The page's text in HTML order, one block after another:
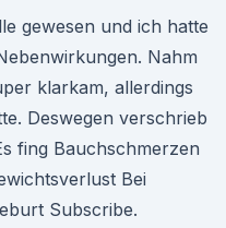
gewesen und ich hatte
Nahm
klarkam, allerdings
Deswegen verschrieb
fing Bauchschmerzen
Bei
Subscribe.